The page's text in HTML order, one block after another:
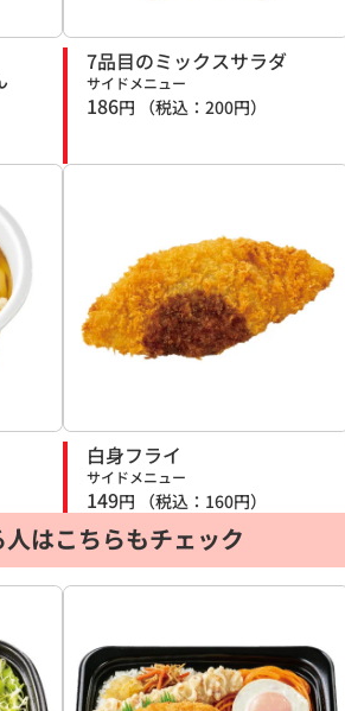
7品目のミックスサラダ
サイドメニュー
186円 （税込： 200円）
白身フライ
サイドメニュー
149円 （税込： 160円）
はこちらもチェック